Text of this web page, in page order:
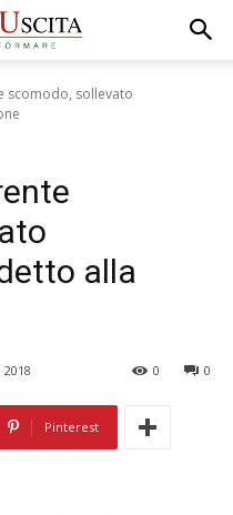
scomodo, sollevato
alla
0
0
Pinterest